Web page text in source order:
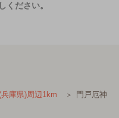
ください。
庫県)周辺1km
門戸厄神